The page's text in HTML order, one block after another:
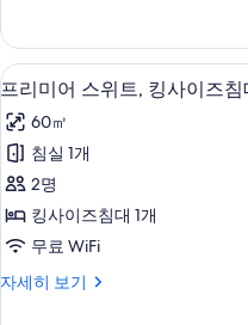
이
즈
침
대
개,
코
너
사
스
위
트,
사
이
즈
침
대
개,
코
프
리
미
어
스
위
킹
8
프리미어 스위트, 킹사이즈침
60㎡
침실 1개
2명
킹사이즈침대 1개
무료 WiFi
자세히 보기
프